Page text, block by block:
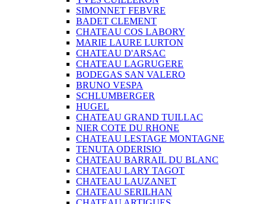
SIMONNET FEBVRE
BADET CLEMENT
CHATEAU COS LABORY
MARIE LAURE LURTON
CHATEAU D'ARSAC
CHATEAU LAGRUGERE
BODEGAS SAN VALERO
BRUNO VESPA
SCHLUMBERGER
HUGEL
CHATEAU GRAND TUILLAC
NIER COTE DU RHONE
CHATEAU LESTAGE MONTAGNE
TENUTA ODERISIO
CHATEAU BARRAIL DU BLANC
CHATEAU LARY TAGOT
CHATEAU LAUZANET
CHATEAU SERILHAN